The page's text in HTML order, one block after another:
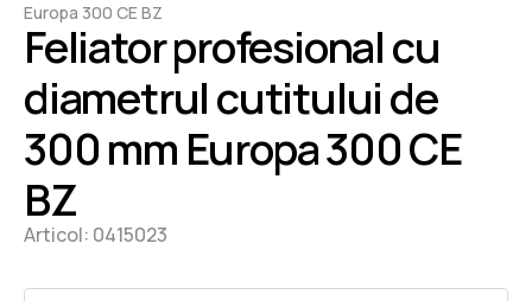
Europa 300 CE BZ
Feliator profesional cu
diametrul cutitului de
300 mm Europa 300 CE
BZ
Articol: 0415023